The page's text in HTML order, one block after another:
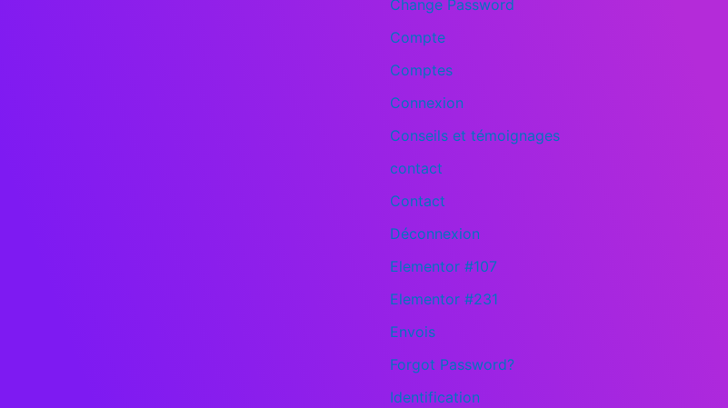
Change Password
Compte
Comptes
Connexion
Conseils et témoignages
contact
Contact
Déconnexion
Elementor #107
Elementor #231
Envois
Forgot Password?
Identification